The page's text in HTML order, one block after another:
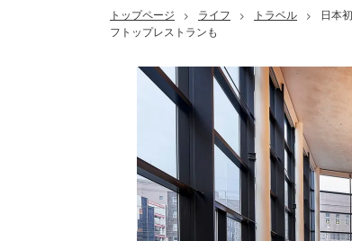
トップページ > ライフ > トラベル >
日本
フトップレストランも